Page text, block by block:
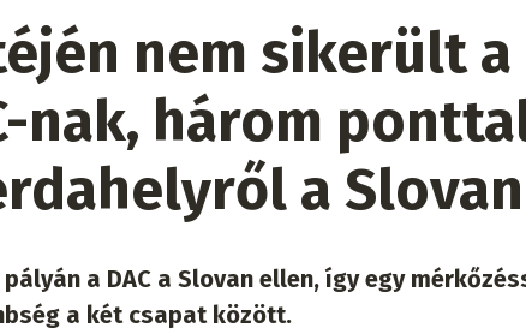
nem sikerült a
nak, három
a Slovan
a DAC a Slovan ellen, így egy
a két csapat között.